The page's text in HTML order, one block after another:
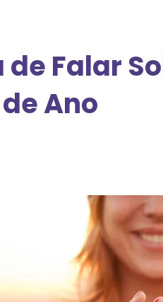
Falar
Ano